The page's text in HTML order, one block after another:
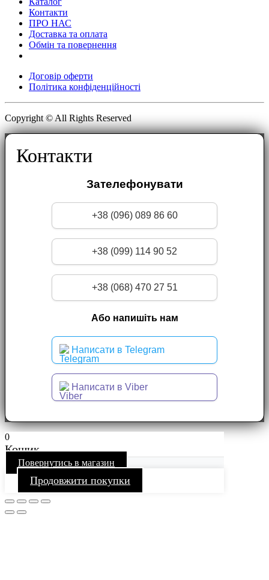
Контакти
ПРО НАС
Доставка та оплата
Обмін та повернення
Договір оферти
Політика конфіденційності
Copyright © All Rights Reserved
Контакти
Зателефонувати
+38 (096) 089 86 60
+38 (099) 114 90 52
+38 (068) 470 27 51
Або напишіть нам
Написати в Telegram
Написати в Viber
0
Кошик
Повернутись в магазин
Продовжити покупки